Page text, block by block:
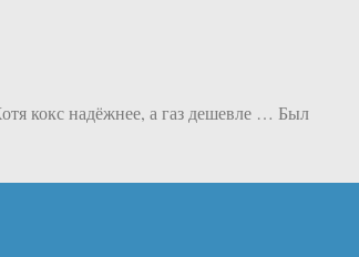
кокс надёжнее, а газ дешевле … Был